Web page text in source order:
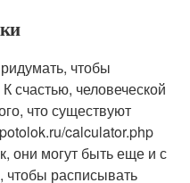
чтобы
счастью, человеческой
что существуют
calculator.php
они могут быть еще и с
чтобы расписывать